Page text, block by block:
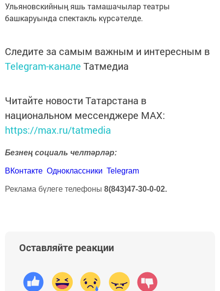
Ульяновскийның яшь тамашачылар театры
башкаруында спектакль күрсәтелде.
Следите за самым важным и интересным в
Telegram-канале Татмедиа
Читайте новости Татарстана в
национальном мессенджере MАХ:
https://max.ru/tatmedia
Безнең социаль челтәрләр:
ВКонтакте Одноклассники Telegram
Реклама бүлеге телефоны 8(843)47-30-0-02.
Оставляйте реакции